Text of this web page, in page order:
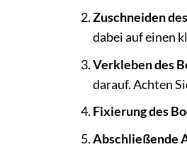
Zuschneiden
dabei auf einen
Verkleben des
darauf. Achten
Fixierung des
Abschließende